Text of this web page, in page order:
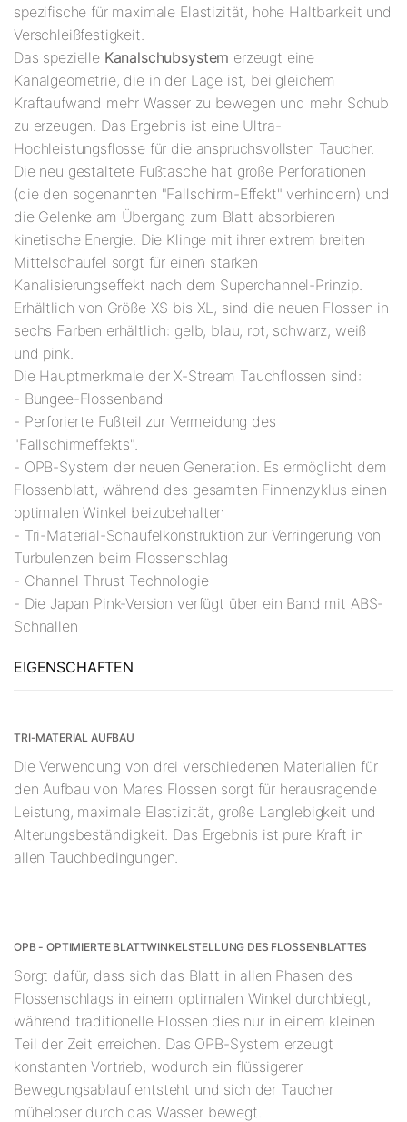
spezifische für maximale Elastizität, hohe Haltbarkeit und
Verschleißfestigkeit.
Das spezielle Kanalschubsystem erzeugt eine
Kanalgeometrie, die in der Lage ist, bei gleichem
Kraftaufwand mehr Wasser zu bewegen und mehr Schub
zu erzeugen. Das Ergebnis ist eine Ultra-
Hochleistungsflosse für die anspruchsvollsten Taucher.
Die neu gestaltete Fußtasche hat große Perforationen
(die den sogenannten "Fallschirm-Effekt" verhindern) und
die Gelenke am Übergang zum Blatt absorbieren
kinetische Energie. Die Klinge mit ihrer extrem breiten
Mittelschaufel sorgt für einen starken
Kanalisierungseffekt nach dem Superchannel-Prinzip.
Erhältlich von Größe XS bis XL, sind die neuen Flossen in
sechs Farben erhältlich: gelb, blau, rot, schwarz, weiß
und pink.
Die Hauptmerkmale der X-Stream Tauchflossen sind:
- Bungee-Flossenband
- Perforierte Fußteil zur Vermeidung des
"Fallschirmeffekts".
- OPB-System der neuen Generation. Es ermöglicht dem
Flossenblatt, während des gesamten Finnenzyklus einen
optimalen Winkel beizubehalten
- Tri-Material-Schaufelkonstruktion zur Verringerung von
Turbulenzen beim Flossenschlag
- Channel Thrust Technologie
- Die Japan Pink-Version verfügt über ein Band mit ABS-
Schnallen
EIGENSCHAFTEN
TRI-MATERIAL AUFBAU
Die Verwendung von drei verschiedenen Materialien für
den Aufbau von Mares Flossen sorgt für herausragende
Leistung, maximale Elastizität, große Langlebigkeit und
Alterungsbeständigkeit. Das Ergebnis ist pure Kraft in
allen Tauchbedingungen.
OPB - OPTIMIERTE BLATTWINKELSTELLUNG DES FLOSSENBLATTES
Sorgt dafür, dass sich das Blatt in allen Phasen des
Flossenschlags in einem optimalen Winkel durchbiegt,
während traditionelle Flossen dies nur in einem kleinen
Teil der Zeit erreichen. Das OPB-System erzeugt
konstanten Vortrieb, wodurch ein flüssigerer
Bewegungsablauf entsteht und sich der Taucher
müheloser durch das Wasser bewegt.